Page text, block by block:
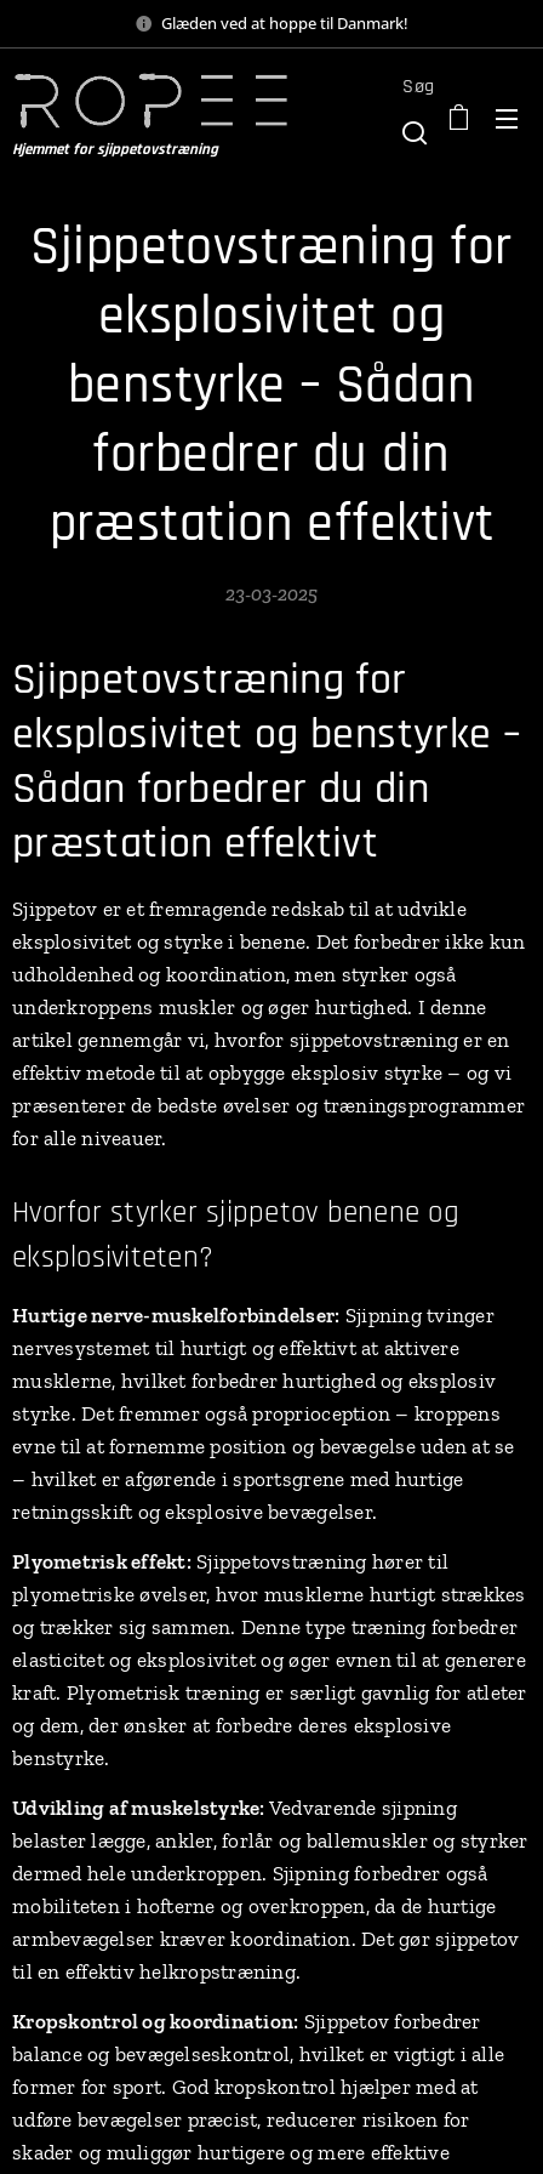
Glæden ved at hoppe til Danmark!
Hjemmet for sjippetovstræning
Søg
Sjippetovstræning for
eksplosivitet og
benstyrke – Sådan
forbedrer du din
præstation effektivt
23-03-2025
Sjippetovstræning for
eksplosivitet og benstyrke –
Sådan forbedrer du din
præstation effektivt
Sjippetov er et fremragende redskab til at udvikle
eksplosivitet og styrke i benene. Det forbedrer ikke kun
udholdenhed og koordination, men styrker også
underkroppens muskler og øger hurtighed. I denne
artikel gennemgår vi, hvorfor sjippetovstræning er en
effektiv metode til at opbygge eksplosiv styrke – og vi
præsenterer de bedste øvelser og træningsprogrammer
for alle niveauer.
Hvorfor styrker sjippetov benene og
eksplosiviteten?
Hurtige nerve-muskelforbindelser: Sjipning tvinger
nervesystemet til hurtigt og effektivt at aktivere
musklerne, hvilket forbedrer hurtighed og eksplosiv
styrke. Det fremmer også proprioception – kroppens
evne til at fornemme position og bevægelse uden at se
– hvilket er afgørende i sportsgrene med hurtige
retningsskift og eksplosive bevægelser.
Plyometrisk effekt:Sjippetovstræning hører til
plyometriske øvelser, hvor musklerne hurtigt strækkes
og trækker sig sammen. Denne type træning forbedrer
elasticitet og eksplosivitet og øger evnen til at generere
kraft. Plyometrisk træning er særligt gavnlig for atleter
og dem, der ønsker at forbedre deres eksplosive
benstyrke.
Udvikling af muskelstyrke: Vedvarende sjipning
belaster lægge, ankler, forlår og ballemuskler og styrker
dermed hele underkroppen. Sjipning forbedrer også
mobiliteten i hofterne og overkroppen, da de hurtige
armbevægelser kræver koordination. Det gør sjippetov
til en effektiv helkropstræning.
Kropskontrol og koordination: Sjippetov forbedrer
balance og bevægelseskontrol, hvilket er vigtigt i alle
former for sport. God kropskontrol hjælper med at
udføre bevægelser præcist, reducerer risikoen for
skader og muliggør hurtigere og mere effektive